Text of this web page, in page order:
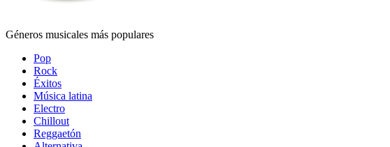
Géneros musicales más populares
Pop
Rock
Éxitos
Música latina
Electro
Chillout
Reggaetón